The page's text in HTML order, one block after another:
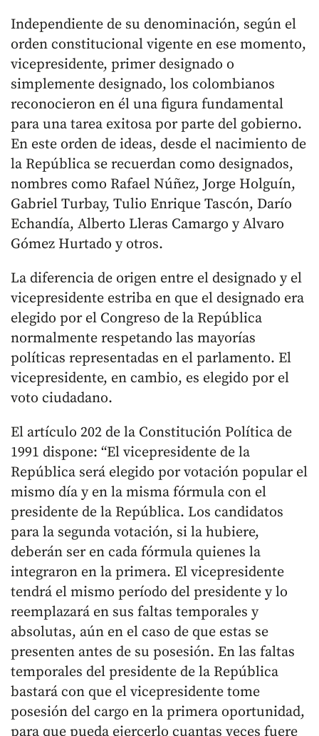
Independiente de su denominación, según el
orden constitucional vigente en ese momento,
vicepresidente, primer designado o
simplemente designado, los colombianos
reconocieron en él una figura fundamental
para una tarea exitosa por parte del gobierno.
En este orden de ideas, desde el nacimiento de
la República se recuerdan como designados,
nombres como Rafael Núñez, Jorge Holguín,
Gabriel Turbay, Tulio Enrique Tascón, Darío
Echandía, Alberto Lleras Camargo y Alvaro
Gómez Hurtado y otros.
La diferencia de origen entre el designado y el
vicepresidente estriba en que el designado era
elegido por el Congreso de la República
normalmente respetando las mayorías
políticas representadas en el parlamento. El
vicepresidente, en cambio, es elegido por el
voto ciudadano.
El artículo 202 de la Constitución Política de
1991 dispone: “El vicepresidente de la
República será elegido por votación popular el
mismo día y en la misma fórmula con el
presidente de la República. Los candidatos
para la segunda votación, si la hubiere,
deberán ser en cada fórmula quienes la
integraron en la primera. El vicepresidente
tendrá el mismo período del presidente y lo
reemplazará en sus faltas temporales y
absolutas, aún en el caso de que estas se
presenten antes de su posesión. En las faltas
temporales del presidente de la República
bastará con que el vicepresidente tome
posesión del cargo en la primera oportunidad,
para que pueda ejercerlo cuantas veces fuere